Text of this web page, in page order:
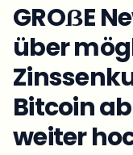
GROẞE
über
Bitcoin
weiter